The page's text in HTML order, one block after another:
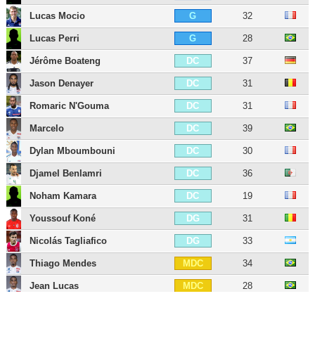
Lucas Mocio G 32
Lucas Perri G 28
Jérôme Boateng DC 37
Jason Denayer DC 31
Romaric N'Gouma DC 31
Marcelo DC 39
Dylan Mboumbouni DC 30
Djamel Benlamri DC 36
Noham Kamara DC 19
Youssouf Koné DG 31
Nicolás Tagliafico DG 33
Thiago Mendes MDC 34
Jean Lucas MDC 28